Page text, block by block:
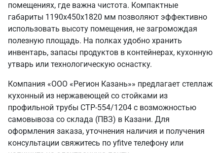
помещениях, где важна чистота. Компактные
габариты 1190х450х1820 мм позволяют эффективно
использовать высоту помещения, не загромождая
полезную площадь. На полках удобно хранить
инвентарь, запасы продуктов в контейнерах, кухонную
утварь или технологическую оснастку.
Компания «ООО «Регион Казань»» предлагает стеллаж
кухонный из нержавеющей со стойками из
профильной трубы СТР-554/1204 с возможностью
самовывоза со склада (ПВЗ) в Казани. Для
оформления заказа, уточнения наличия и получения
консультации свяжитесь по yfitve телефону или